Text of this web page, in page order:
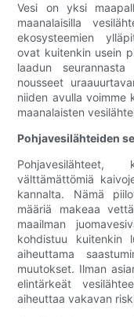
Vesi on yksi
maanalaisilla
ekosysteemien
ovat kuitenkin usein
laadun
nousseet
niiden avulla voimme
maanalaisten
Pohjavesilähteiden
välttämättömiä
kannalta. Nämä
määriä makeaa
maailman
kohdistuu kuitenkin
aiheuttama
muutokset. Ilman
elintärkeät
aiheuttaa vakavan